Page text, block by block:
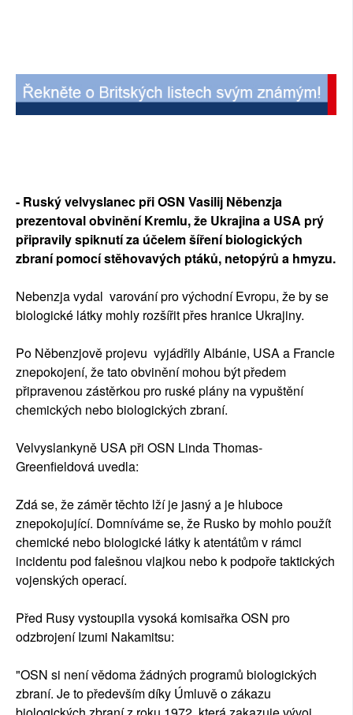
- Ruský velvyslanec při OSN Vasilij Něbenzja
prezentoval obvinění Kremlu, že Ukrajina a USA prý
připravily spiknutí za účelem šíření biologických
zbraní pomocí stěhovavých ptáků, netopýrů a hmyzu.
Nebenzja vydal varování pro východní Evropu, že by se
biologické látky mohly rozšířit přes hranice Ukrajiny.
Po Něbenzjově projevu vyjádřily Albánie, USA a Francie
znepokojení, že tato obvinění mohou být předem
připravenou zástěrkou pro ruské plány na vypuštění
chemických nebo biologických zbraní.
Velvyslankyně USA při OSN Linda Thomas-
Greenfieldová uvedla:
Zdá se, že záměr těchto lží je jasný a je hluboce
znepokojující. Domníváme se, že Rusko by mohlo použít
chemické nebo biologické látky k atentátům v rámci
incidentu pod falešnou vlajkou nebo k podpoře taktických
vojenských operací.
Před Rusy vystoupila vysoká komisařka OSN pro
odzbrojení Izumi Nakamitsu:
"OSN si není vědoma žádných programů biologických
zbraní. Je to především díky Úmluvě o zákazu